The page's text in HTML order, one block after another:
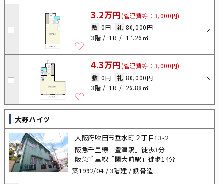
3.2万円(管理費等：3,000円)
敷 0円 礼 80,000円
3階
1R 17.26㎡
4.3万円(管理費等：3,000円)
敷 0円 礼 80,000円
3階
1R 26.88㎡
大野ハイツ
大阪府吹田市垂水町２丁目13-2
阪急千里線「豊津駅」徒歩3分
阪急千里線「関大前駅」徒歩14分
築1992/04 / 3階建 / 鉄骨造